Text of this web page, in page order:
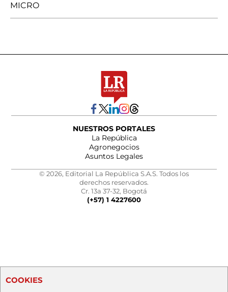
MICRO
NUESTROS PORTALES
La República
Agronegocios
Asuntos Legales
© 2026, Editorial La República S.A.S. Todos los
derechos reservados.
Cr. 13a 37-32, Bogotá
(+57) 1 4227600
COOKIES